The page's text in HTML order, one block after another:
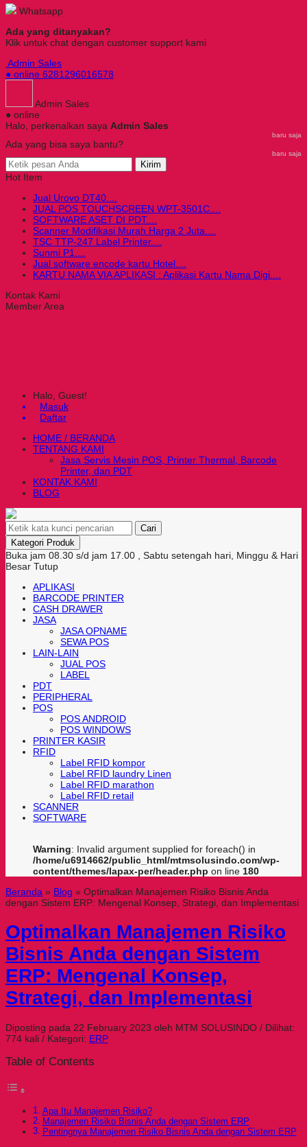
Whatsapp
Ada yang ditanyakan?
Klik untuk chat dengan customer support kami
Admin Sales
● online 6281296016578
Admin Sales
● online
Halo, perkenalkan saya Admin Sales
baru saja
Ada yang bisa saya bantu?
baru saja
Kirim
Hot Item
Jual Urovo DT40....
JUAL POS TOUCHSCREEN WPT-3501C....
SOFTWARE ASET DI PDT....
Scanner Modifikasi Murah Harga 2 Juta....
TSC TTP-247 Label Printer....
Sunmi P1....
Jual software encode kartu Hotel....
KARTU NAMA VIA APLIKASI : Aplikasi Kartu Nama Digi....
Kontak Kami
Member Area
Halo, Guest!
Masuk
Daftar
HOME / BERANDA
TENTANG KAMI
Jasa Servis Mesin POS, Printer Thermal, Barcode
Printer, dan PDT
KONTAK KAMI
BLOG
Cari
Kategori Produk
Buka jam 08.30 s/d jam 17.00 , Sabtu setengah hari, Minggu & Hari
Besar Tutup
APLIKASI
BARCODE PRINTER
CASH DRAWER
JASA
JASA OPNAME
SEWA POS
LAIN-LAIN
JUAL POS
LABEL
PDT
PERIPHERAL
POS
POS ANDROID
POS WINDOWS
PRINTER KASIR
RFID
Label RFID kompor
Label RFID laundry Linen
Label RFID marathon
Label RFID retail
SCANNER
SOFTWARE
Warning: Invalid argument supplied for foreach() in
/home/u6914662/public_html/mtmsolusindo.com/wp-
content/themes/lapax-per/header.php on line 180
Beranda » Blog » Optimalkan Manajemen Risiko Bisnis Anda
dengan Sistem ERP: Mengenal Konsep, Strategi, dan Implementasi
Optimalkan Manajemen Risiko
Bisnis Anda dengan Sistem
ERP: Mengenal Konsep,
Strategi, dan Implementasi
Diposting pada 22 February 2023 oleh MTM SOLUSINDO / Dilihat:
774 kali / Kategori: ERP
Table of Contents
Apa Itu Manajemen Risiko?
Manajemen Risiko Bisnis Anda dengan Sistem ERP
Pentingnya Manajemen Risiko Bisnis Anda dengan Sistem ERP